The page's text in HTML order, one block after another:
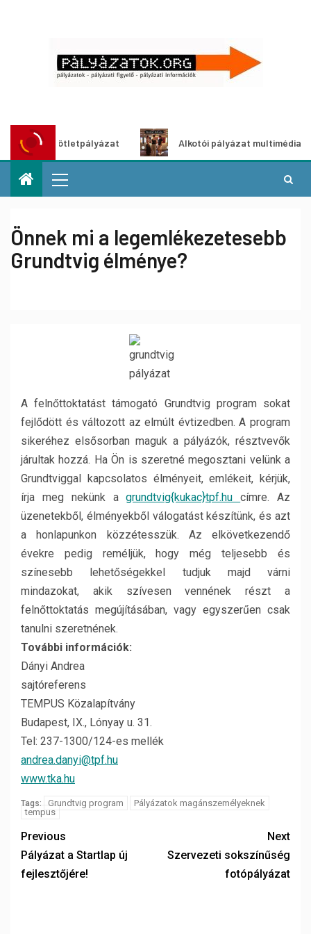
ötletpályázat Alkotói pályázat multimédia-
Önnek mi a legemlékezetesebb
Grundtvig élménye?
A felnőttoktatást támogató Grundtvig program sokat
fejlődött és változott az elmúlt évtizedben. A program
sikeréhez elsősorban maguk a pályázók, résztvevők
járultak hozzá. Ha Ön is szeretné megosztani velünk a
Grundtviggal kapcsolatos élményeit, emlékeit, kérjük,
írja meg nekünk agrundtvig{kukac}tpf.hucímre. Az
üzenetekből, élményekből válogatást készítünk, és azt
a honlapunkon közzétesszük. Az elkövetkezendő
évekre pedig reméljük, hogy még teljesebb és
színesebb lehetőségekkel tudjuk majd várni
mindazokat, akik szívesen vennének részt a
felnőttoktatás megújításában, vagy egyszerűen csak
tanulni szeretnének.
További információk:
Dányi Andrea
sajtóreferens
TEMPUS Közalapítvány
Budapest, IX., Lónyay u. 31.
Tel: 237-1300/124-es mellék
andrea.danyi@tpf.hu
www.tka.hu
Tags: Grundtvig program
Pályázatok magánszemélyeknek
tempus
Previous
Pályázat a Startlap új
fejlesztőjére!
Next
Szervezeti sokszínűség
fotópályázat